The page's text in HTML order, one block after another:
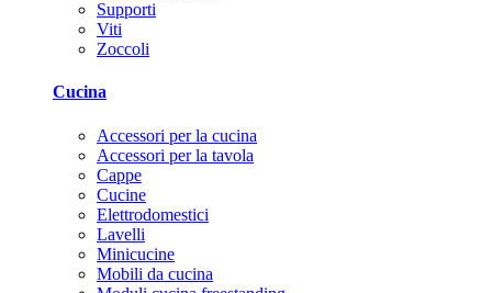
Supporti
Viti
Zoccoli
Cucina
Accessori per la cucina
Accessori per la tavola
Cappe
Cucine
Elettrodomestici
Lavelli
Minicucine
Mobili da cucina